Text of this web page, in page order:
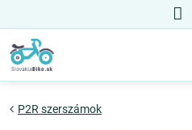
P2R szerszámok